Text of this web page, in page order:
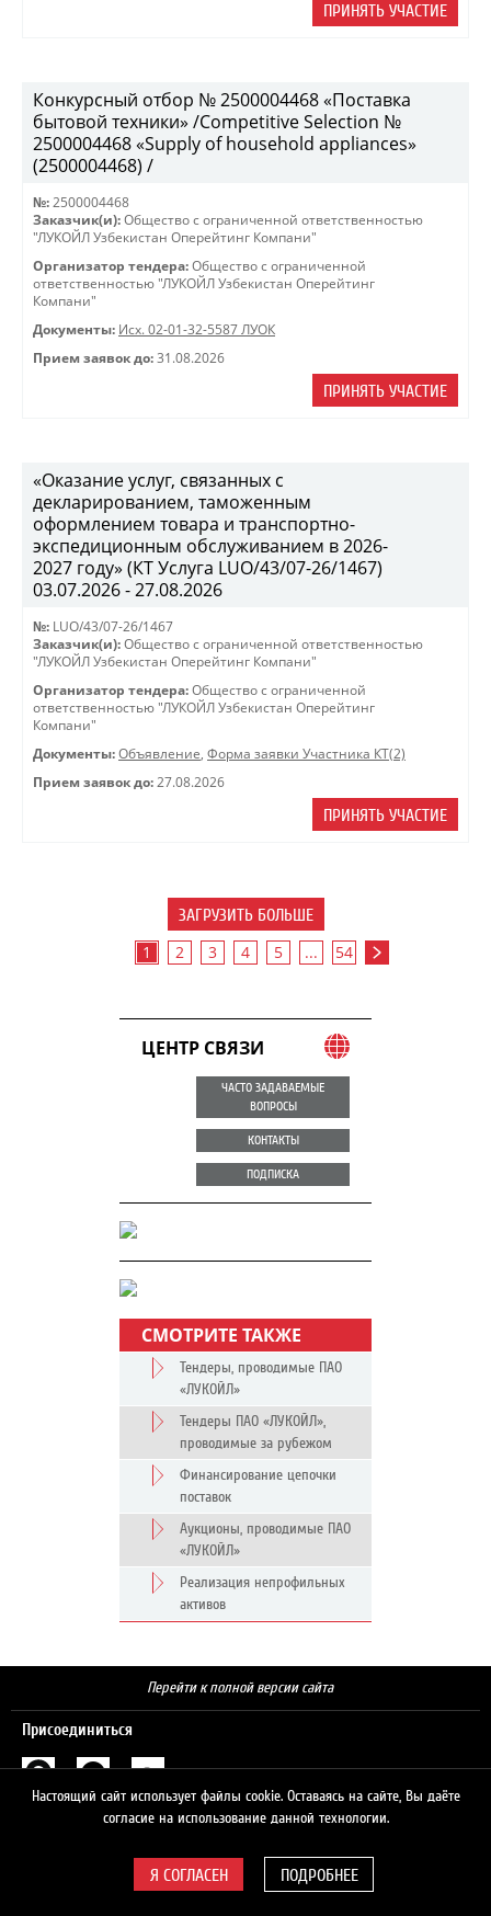
ПРИНЯТЬ УЧАСТИЕ
Конкурсный отбор № 2500004468 «Поставка
бытовой техники» /Competitive Selection №
2500004468 «Supply of household appliances»
(2500004468) /
№: 2500004468
Заказчик(и): Общество с ограниченной ответственностью
"ЛУКОЙЛ Узбекистан Оперейтинг Компани"
Организатор тендера: Общество с ограниченной
ответственностью "ЛУКОЙЛ Узбекистан Оперейтинг
Компани"
Документы: Исх. 02-01-32-5587 ЛУОК
Прием заявок до: 31.08.2026
ПРИНЯТЬ УЧАСТИЕ
«Оказание услуг, связанных с
декларированием, таможенным
оформлением товара и транспортно-
экспедиционным обслуживанием в 2026-
2027 году» (КТ Услуга LUO/43/07-26/1467)
03.07.2026 - 27.08.2026
№: LUO/43/07-26/1467
Заказчик(и): Общество с ограниченной ответственностью
"ЛУКОЙЛ Узбекистан Оперейтинг Компани"
Организатор тендера: Общество с ограниченной
ответственностью "ЛУКОЙЛ Узбекистан Оперейтинг
Компани"
Документы: Объявление, Форма заявки Участника КТ(2)
Прием заявок до: 27.08.2026
ПРИНЯТЬ УЧАСТИЕ
ЗАГРУЗИТЬ БОЛЬШЕ
1 2 3 4 5 ... 54
ЦЕНТР СВЯЗИ
ЧАСТО ЗАДАВАЕМЫЕ
ВОПРОСЫ
КОНТАКТЫ
ПОДПИСКА
СМОТРИТЕ ТАКЖЕ
Тендеры, проводимые ПАО
«ЛУКОЙЛ»
Тендеры ПАО «ЛУКОЙЛ»,
проводимые за рубежом
Финансирование цепочки
поставок
Аукционы, проводимые ПАО
«ЛУКОЙЛ»
Реализация непрофильных
активов
Перейти к полной версии сайта
Присоединиться
Настоящий сайт использует файлы cookie. Оставаясь на сайте, Вы даёте
согласие на использование данной технологии.
ПОДРОБНЕЕ